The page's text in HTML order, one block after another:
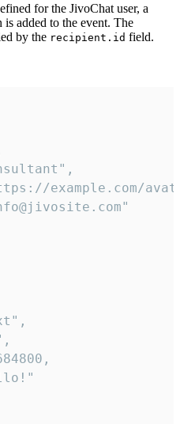
for the JivoChat user, a
added to the event. The
by the recipient.id field.